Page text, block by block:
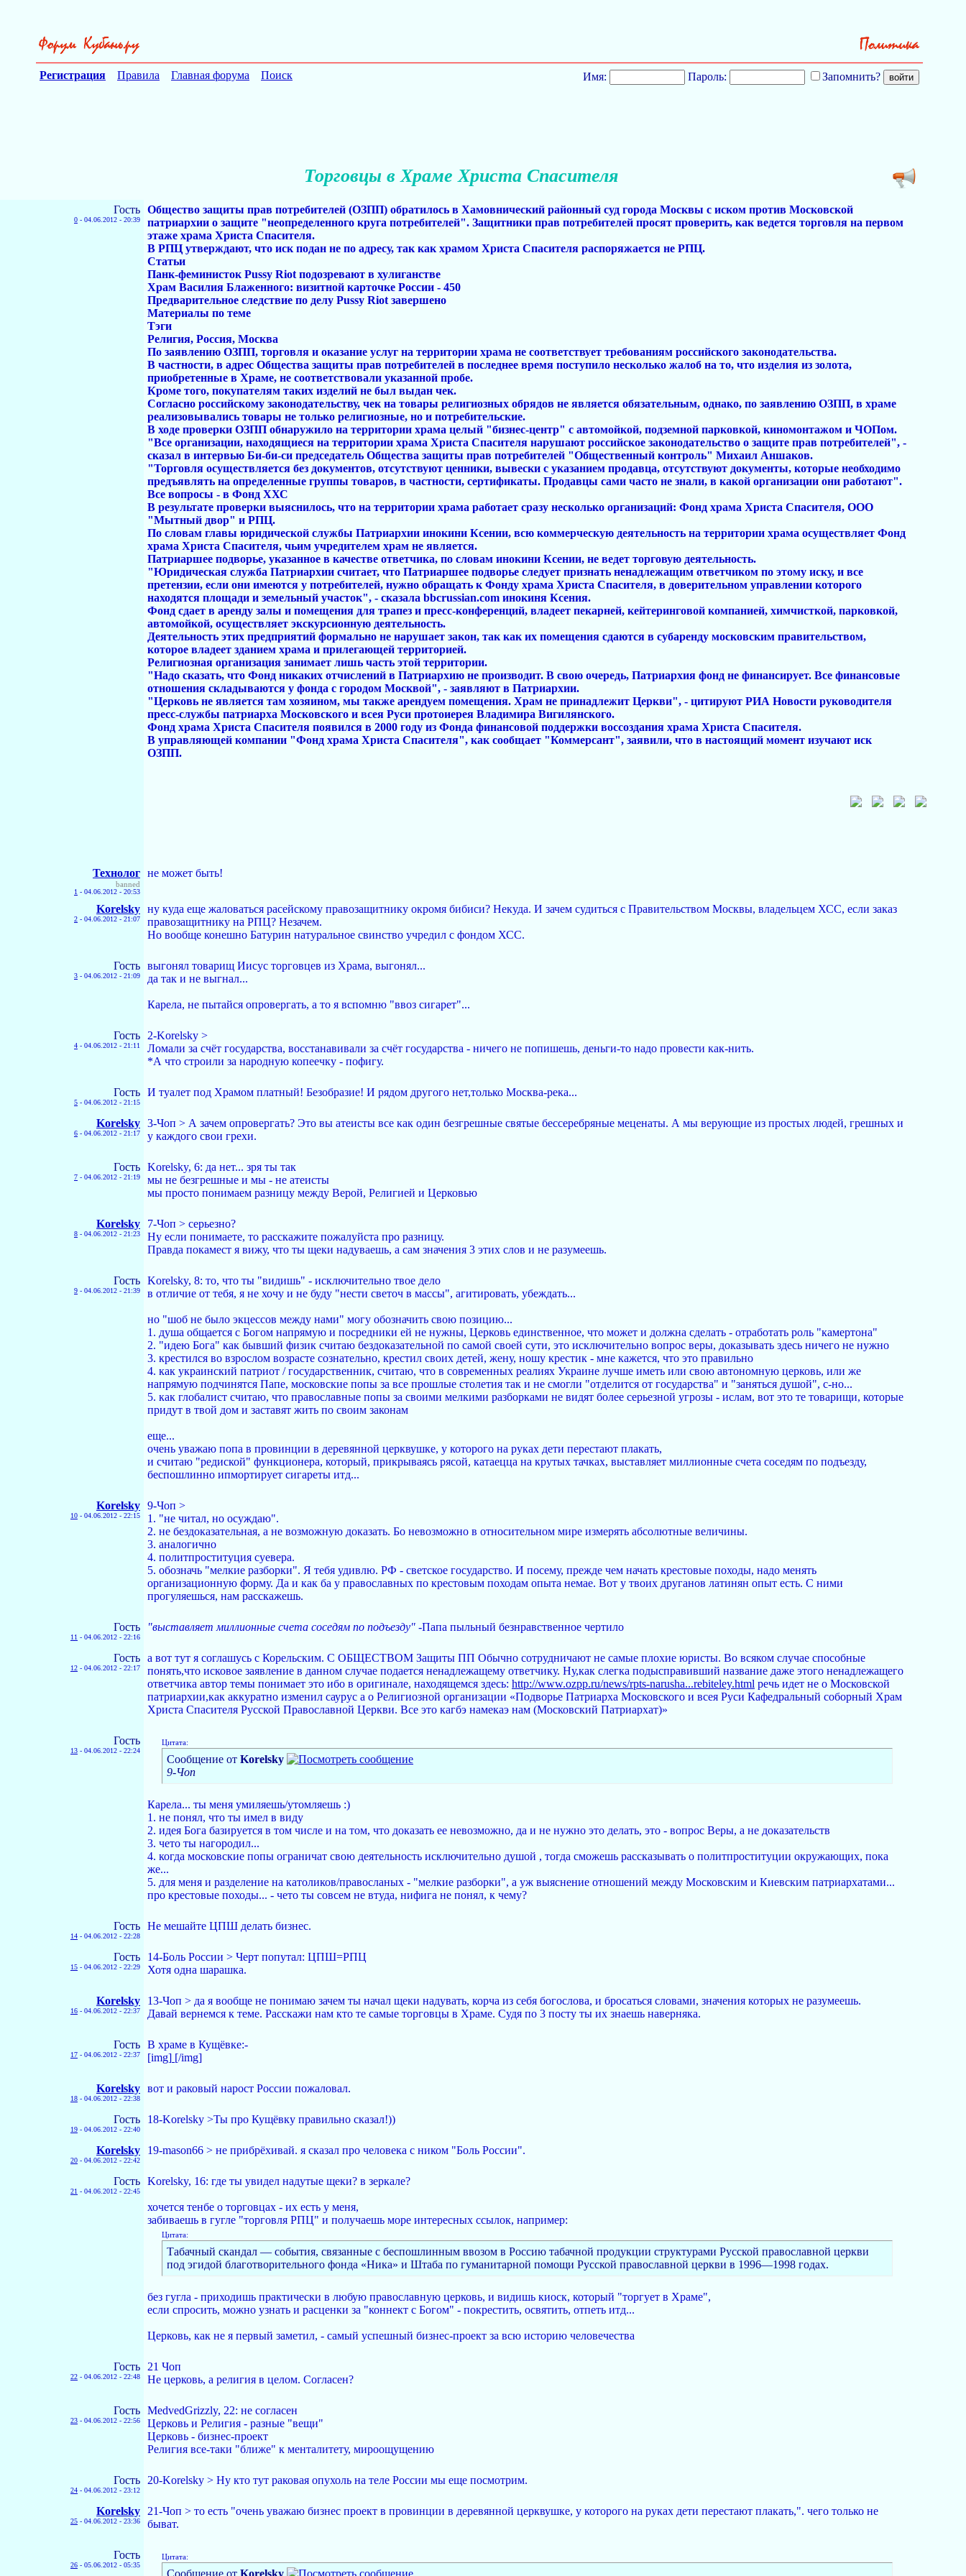
Регистрация Правила Главная форума Поиск Имя: Пароль: Запомнить?
Торговцы в Храме Христа Спасителя
Гость
0 - 04.06.2012 - 20:39
Общество защиты прав потребителей (ОЗПП) обратилось в Хамовнический районный суд города Москвы с иском против Московской
патриархии о защите "неопределенного круга потребителей". Защитники прав потребителей просят проверить, как ведется торговля на первом
этаже храма Христа Спасителя.
В РПЦ утверждают, что иск подан не по адресу, так как храмом Христа Спасителя распоряжается не РПЦ.
Статьи
Панк-феминисток Pussy Riot подозревают в хулиганстве
Храм Василия Блаженного: визитной карточке России - 450
Предварительное следствие по делу Pussy Riot завершено
Материалы по теме
Тэги
Религия, Россия, Москва
По заявлению ОЗПП, торговля и оказание услуг на территории храма не соответствует требованиям российского законодательства.
В частности, в адрес Общества защиты прав потребителей в последнее время поступило несколько жалоб на то, что изделия из золота,
приобретенные в Храме, не соответствовали указанной пробе.
Кроме того, покупателям таких изделий не был выдан чек.
Согласно российскому законодательству, чек на товары религиозных обрядов не является обязательным, однако, по заявлению ОЗПП, в храме
реализовывались товары не только религиозные, но и потребительские.
В ходе проверки ОЗПП обнаружило на территории храма целый "бизнес-центр" с автомойкой, подземной парковкой, киномонтажом и ЧОПом.
"Все организации, находящиеся на территории храма Христа Спасителя нарушают российское законодательство о защите прав потребителей", -
сказал в интервью Би-би-си председатель Общества защиты прав потребителей "Общественный контроль" Михаил Аншаков.
"Торговля осуществляется без документов, отсутствуют ценники, вывески с указанием продавца, отсутствуют документы, которые необходимо
предъявлять на определенные группы товаров, в частности, сертификаты. Продавцы сами часто не знали, в какой организации они работают".
Все вопросы - в Фонд ХХС
В результате проверки выяснилось, что на территории храма работает сразу несколько организаций: Фонд храма Христа Спасителя, ООО
"Мытный двор" и РПЦ.
По словам главы юридической службы Патриархии инокини Ксении, всю коммерческую деятельность на территории храма осуществляет Фонд
храма Христа Спасителя, чьим учредителем храм не является.
Патриаршее подворье, указанное в качестве ответчика, по словам инокини Ксении, не ведет торговую деятельность.
"Юридическая служба Патриархии считает, что Патриаршее подворье следует признать ненадлежащим ответчиком по этому иску, и все
претензии, если они имеются у потребителей, нужно обращать к Фонду храма Христа Спасителя, в доверительном управлении которого
находятся площади и земельный участок", - сказала bbcrussian.com инокиня Ксения.
Фонд сдает в аренду залы и помещения для трапез и пресс-конференций, владеет пекарней, кейтеринговой компанией, химчисткой, парковкой,
автомойкой, осуществляет экскурсионную деятельность.
Деятельность этих предприятий формально не нарушает закон, так как их помещения сдаются в субаренду московским правительством,
которое владеет зданием храма и прилегающей территорией.
Религиозная организация занимает лишь часть этой территории.
"Надо сказать, что Фонд никаких отчислений в Патриархию не производит. В свою очередь, Патриархия фонд не финансирует. Все финансовые
отношения складываются у фонда с городом Москвой", - заявляют в Патриархии.
"Церковь не является там хозяином, мы также арендуем помещения. Храм не принадлежит Церкви", - цитируют РИА Новости руководителя
пресс-службы патриарха Московского и всея Руси протоиерея Владимира Вигилянского.
Фонд храма Христа Спасителя появился в 2000 году из Фонда финансовой поддержки воссоздания храма Христа Спасителя.
В управляющей компании "Фонд храма Христа Спасителя", как сообщает "Коммерсант", заявили, что в настоящий момент изучают иск
ОЗПП.
Технолог
banned
1 - 04.06.2012 - 20:53
не может быть!
Korelsky
2 - 04.06.2012 - 21:07
ну куда еще жаловаться расейскому правозащитнику окромя бибиси? Некуда. И зачем судиться с Правительством Москвы, владельцем ХСС, если заказ
правозащитнику на РПЦ? Незачем.
Но вообще конешно Батурин натуральное свинство учредил с фондом ХСС.
Гость
3 - 04.06.2012 - 21:09
выгонял товарищ Иисус торговцев из Храма, выгонял...
да так и не выгнал...
Карела, не пытайся опровергать, а то я вспомню "ввоз сигарет"...
Гость
4 - 04.06.2012 - 21:11
2-Korelsky >
Ломали за счёт государства, восстанавивали за счёт государства - ничего не попишешь, деньги-то надо провести как-нить.
*А что строили за народную копеечку - пофигу.
Гость
5 - 04.06.2012 - 21:15
И туалет под Храмом платный! Безобразие! И рядом другого нет,только Москва-река...
Korelsky
6 - 04.06.2012 - 21:17
3-Чoп > А зачем опровергать? Это вы атеисты все как один безгрешные святые бессеребряные меценаты. А мы верующие из простых людей, грешных и
у каждого свои грехи.
Гость
7 - 04.06.2012 - 21:19
Korelsky, 6: да нет... зря ты так
мы не безгрешные и мы - не атеисты
мы просто понимаем разницу между Верой, Религией и Церковью
Korelsky
8 - 04.06.2012 - 21:23
7-Чoп > серьезно?
Ну если понимаете, то расскажите пожалуйста про разницу.
Правда покамест я вижу, что ты щеки надуваешь, а сам значения 3 этих слов и не разумеешь.
Гость
9 - 04.06.2012 - 21:39
Korelsky, 8: то, что ты "видишь" - исключительно твое дело
в отличие от тебя, я не хочу и не буду "нести светоч в массы", агитировать, убеждать...
но "шоб не было экцессов между нами" могу обозначить свою позицию...
1. душа общается с Богом напрямую и посредники ей не нужны, Церковь единственное, что может и должна сделать - отработать роль "камертона"
2. "идею Бога" как бывший физик считаю бездоказательной по самой своей сути, это исключительно вопрос веры, доказывать здесь ничего не нужно
3. крестился во взрослом возрасте сознательно, крестил своих детей, жену, ношу крестик - мне кажется, что это правильно
4. как украинский патриот / государственник, считаю, что в современных реалиях Украине лучше иметь или свою автономную церковь, или же
напрямую подчинятся Папе, московские попы за все прошлые столетия так и не смогли "отделится от государства" и "заняться душой", с-но...
5. как глобалист считаю, что православные попы за своими мелкими разборками не видят более серьезной угрозы - ислам, вот это те товарищи, которые
придут в твой дом и заставят жить по своим законам
еще...
очень уважаю попа в провинции в деревянной церквушке, у которого на руках дети перестают плакать,
и считаю "редиской" функционера, который, прикрываясь рясой, катаецца на крутых тачках, выставляет миллионные счета соседям по подъезду,
беспошлинно ипмортирует сигареты итд...
Korelsky
10 - 04.06.2012 - 22:15
9-Чoп >
1. "не читал, но осуждаю".
2. не бездоказательная, а не возможную доказать. Бо невозможно в относительном мире измерять абсолютные величины.
3. аналогично
4. политпроституция суевера.
5. обозначь "мелкие разборки". Я тебя удивлю. РФ - светское государство. И посему, прежде чем начать крестовые походы, надо менять
организационную форму. Да и как ба у православных по крестовым походам опыта немае. Вот у твоих друганов латинян опыт есть. С ними
прогуляешься, нам расскажешь.
Гость
11 - 04.06.2012 - 22:16
"выставляет миллионные счета соседям по подъезду" -Папа пыльный безнравственное чертило
Гость
12 - 04.06.2012 - 22:17
а вот тут я соглашусь с Корельским. C ОБЩЕСТВОМ Защиты ПП Обычно сотрудничают не самые плохие юристы. Во всяком случае способные
понять,что исковое заявление в данном случае подается ненадлежащему ответчику. Ну,как слегка подысправивший название даже этого ненадлежащего
ответчика автор темы понимает это ибо в оригинале, находящемся здесь: http://www.ozpp.ru/news/rpts-narusha...rebiteley.html речь идет не о Московской
патриархии,как аккуратно изменил саурус а о Религиозной организации «Подворье Патриарха Московского и всея Руси Кафедральный соборный Храм
Христа Спасителя Русской Православной Церкви. Все это кагбэ намекаэ нам (Московский Патриархат)»
Гость
13 - 04.06.2012 - 22:24
Цитата:
Сообщение от Korelsky
9-Чoп
Карела... ты меня умиляешь/утомляешь :)
1. не понял, что ты имел в виду
2. идея Бога базируется в том числе и на том, что доказать ее невозможно, да и не нужно это делать, это - вопрос Веры, а не доказательств
3. чето ты нагородил...
4. когда московские попы ограничат свою деятельность исключительно душой , тогда сможешь рассказывать о политпроституции окружающих, пока
же...
5. для меня и разделение на католиков/правосланых - "мелкие разборки", а уж выяснение отношений между Московским и Киевским патриархатами...
про крестовые походы... - чето ты совсем не втуда, нифига не понял, к чему?
Гость
14 - 04.06.2012 - 22:28
Не мешайте ЦПШ делать бизнес.
Гость
15 - 04.06.2012 - 22:29
14-Боль России > Черт попутал: ЦПШ=РПЦ
Хотя одна шарашка.
Korelsky
16 - 04.06.2012 - 22:37
13-Чoп > да я вообще не понимаю зачем ты начал щеки надувать, корча из себя богослова, и бросаться словами, значения которых не разумеешь.
Давай вернемся к теме. Расскажи нам кто те самые торговцы в Храме. Судя по 3 посту ты их знаешь наверняка.
Гость
17 - 04.06.2012 - 22:37
В храме в Кущёвке:-
[img] [/img]
Korelsky
18 - 04.06.2012 - 22:38
вот и раковый нарост России пожаловал.
Гость
19 - 04.06.2012 - 22:40
18-Korelsky >Ты про Кущёвку правильно сказал!))
Korelsky
20 - 04.06.2012 - 22:42
19-mason66 > не прибрёхивай. я сказал про человека с ником "Боль России".
Гость
21 - 04.06.2012 - 22:45
Korelsky, 16: где ты увидел надутые щеки? в зеркале?
хочется тенбе о торговцах - их есть у меня,
забиваешь в гугле "торговля РПЦ" и получаешь море интересных ссылок, например:
Цитата:
Табачный скандал — события, связанные с беспошлинным ввозом в Россию табачной продукции структурами Русской православной церкви
под эгидой благотворительного фонда «Ника» и Штаба по гуманитарной помощи Русской православной церкви в 1996—1998 годах.
без гугла - приходишь практически в любую православную церковь, и видишь киоск, который "торгует в Храме",
если спросить, можно узнать и расценки за "коннект с Богом" - покрестить, освятить, отпеть итд...
Церковь, как не я первый заметил, - самый успешный бизнес-проект за всю историю человечества
Гость
22 - 04.06.2012 - 22:48
21 Чoп
Не церковь, а религия в целом. Согласен?
Гость
23 - 04.06.2012 - 22:56
MedvedGrizzly, 22: не согласен
Церковь и Религия - разные "вещи"
Церковь - бизнес-проект
Религия все-таки "ближе" к менталитету, мироощущению
Гость
24 - 04.06.2012 - 23:12
20-Korelsky > Ну кто тут раковая опухоль на теле России мы еще посмотрим.
Korelsky
25 - 04.06.2012 - 23:36
21-Чoп > то есть "очень уважаю бизнес проект в провинции в деревянной церквушке, у которого на руках дети перестают плакать,". чего только не
быват.
Гость
26 - 05.06.2012 - 05:35
Цитата:
Сообщение от Korelsky